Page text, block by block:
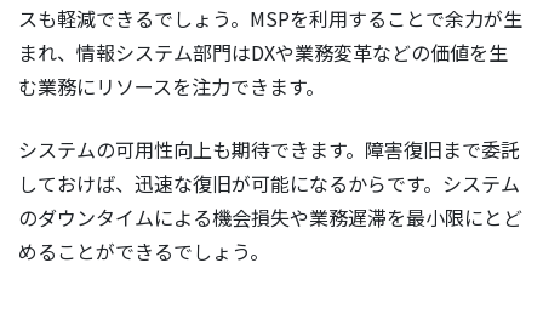
スも軽減できるでしょう。MSPを利用することで余力が生
まれ、情報システム部門はDXや業務変革などの価値を生
む業務にリソースを注力できます。
システムの可用性向上も期待できます。障害復旧まで委託
しておけば、迅速な復旧が可能になるからです。システム
のダウンタイムによる機会損失や業務遅滞を最小限にとど
めることができるでしょう。